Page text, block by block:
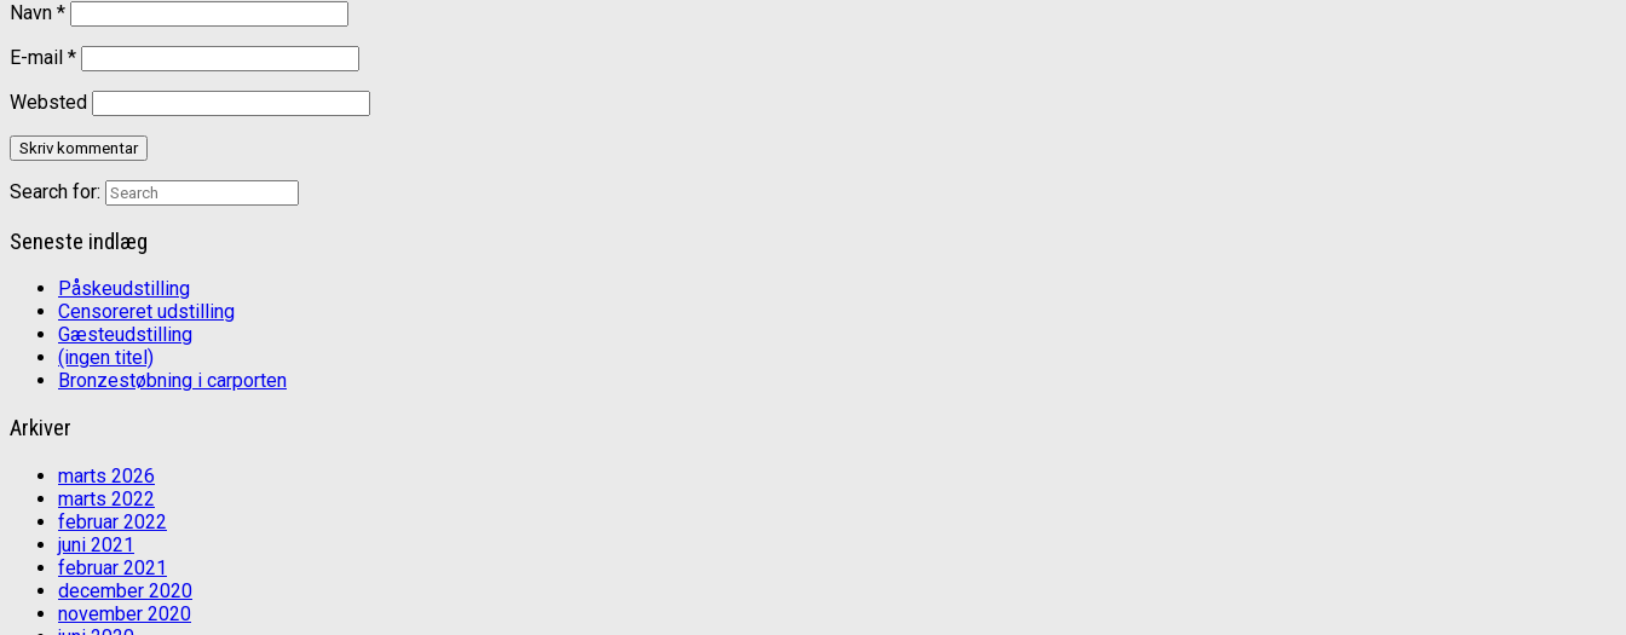
Navn *
E-mail *
Websted
Search for:
Seneste indlæg
Påskeudstilling
Censoreret udstilling
Gæsteudstilling
(ingen titel)
Bronzestøbning i carporten
Arkiver
marts 2026
marts 2022
februar 2022
juni 2021
februar 2021
december 2020
november 2020